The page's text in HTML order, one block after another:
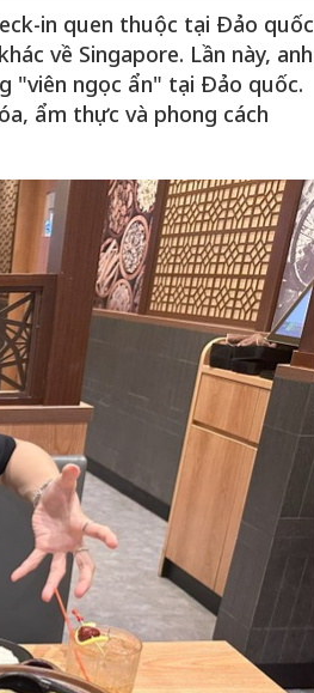
in quen thuộc tại Đảo quốc
về Singapore. Lần này, anh
"viên ngọc ẩn" tại Đảo quốc.
ẩm thực và phong cách
Xin lỗi, rồi sao nữa?!
Lê Xuân Thọ